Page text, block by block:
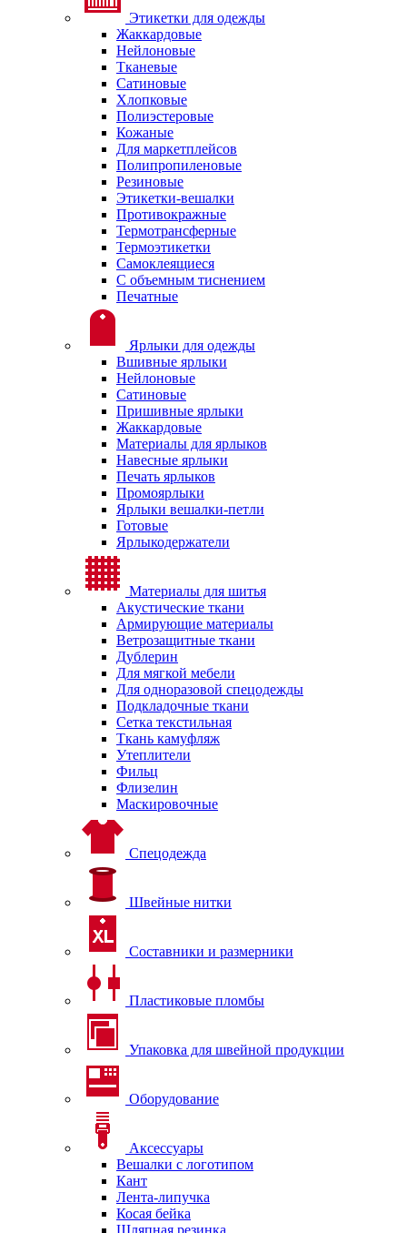
Этикетки для одежды
Жаккардовые
Нейлоновые
Тканевые
Сатиновые
Хлопковые
Полиэстеровые
Кожаные
Для маркетплейсов
Полипропиленовые
Резиновые
Этикетки-вешалки
Противокражные
Термотрансферные
Термоэтикетки
Самоклеящиеся
С объемным тиснением
Печатные
Ярлыки для одежды
Вшивные ярлыки
Нейлоновые
Сатиновые
Пришивные ярлыки
Жаккардовые
Материалы для ярлыков
Навесные ярлыки
Печать ярлыков
Промоярлыки
Ярлыки вешалки-петли
Готовые
Ярлыкодержатели
Материалы для шитья
Акустические ткани
Армирующие материалы
Ветрозащитные ткани
Дублерин
Для мягкой мебели
Для одноразовой спецодежды
Подкладочные ткани
Сетка текстильная
Ткань камуфляж
Утеплители
Фильц
Флизелин
Маскировочные
Спецодежда
Швейные нитки
Составники и размерники
Пластиковые пломбы
Упаковка для швейной продукции
Оборудование
Аксессуары
Вешалки с логотипом
Кант
Лента-липучка
Косая бейка
Шляпная резинка